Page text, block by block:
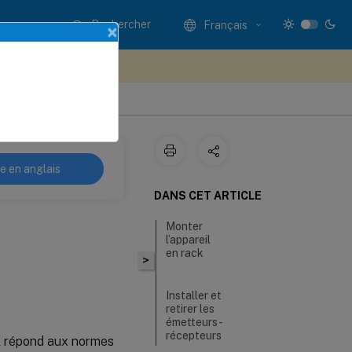
Rechercher Français
en anglais
répond aux normes
>
DANS CET ARTICLE
Monter
l’appareil
en rack
Installer et
retirer les
émetteurs-
récepteurs
×